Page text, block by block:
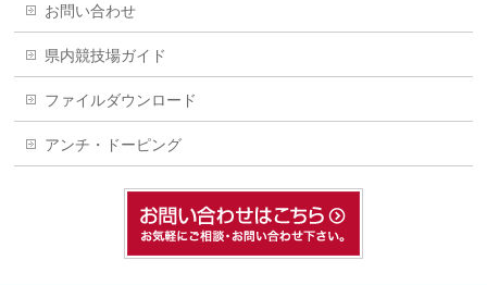
お問い合わせ
県内競技場ガイド
ファイルダウンロード
アンチ・ドーピング